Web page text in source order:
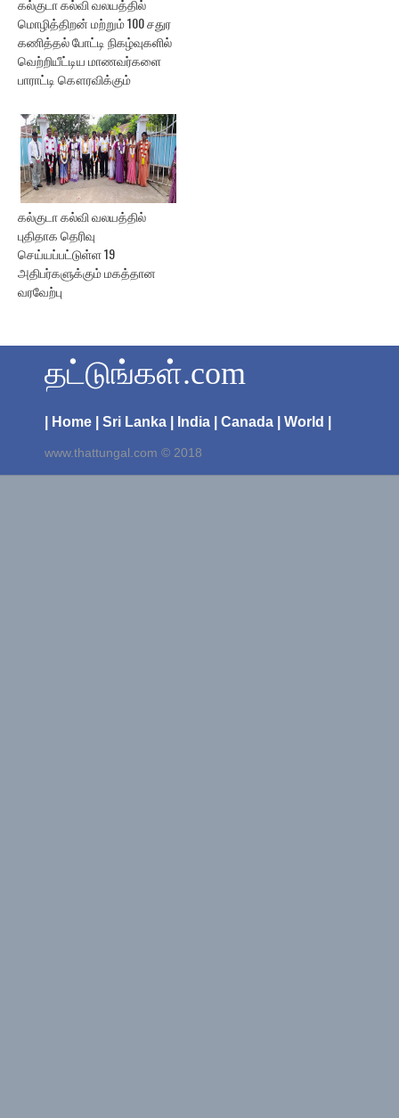
கல்குடா கல்வி வலயத்தில்
மொழித்திறன் மற்றும் 100 சதுர
கணித்தல் போட்டி நிகழ்வுகளில்
வெற்றியீட்டிய மாணவர்களை
பாராட்டி கௌரவிக்கும்
கல்குடா கல்வி வலயத்தில்
புதிதாக தெரிவு
செய்யப்பட்டுள்ள 19
அதிபர்களுக்கும் மகத்தான
வரவேற்பு
தட்டுங்கள்.com
| Home | Sri Lanka | India | Canada | World |
www.thattungal.com © 2018